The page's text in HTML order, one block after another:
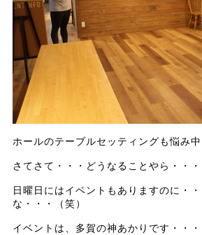
ホールのテーブルセッティングも悩み中
さてさて・・・どうなることやら・・・
日曜日にはイベントもありますのに・
な・・・（笑）
イベントは、多賀の神あかりです・・・